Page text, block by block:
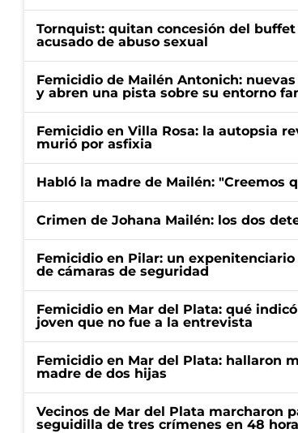
Tornquist: quitan concesión del
acusado de abuso sexual
Femicidio de Mailén Antonich:
y abren una pista sobre su entorno
Femicidio en Villa Rosa: la autopsia
murió por asfixia
Habló la madre de Mailén: "Creemos
Crimen de Johana Mailén: los dos
Femicidio en Pilar: un
de cámaras de seguridad
Femicidio en Mar del Plata: qué
joven que no fue a la entrevista
Femicidio en Mar del Plata: hallaron
madre de dos hijas
Vecinos de Mar del Plata marcharon
seguidilla de tres crímenes en 48